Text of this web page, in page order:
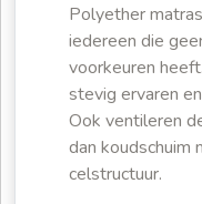
Polyether
iedereen die
voorkeuren
stevig ervaren
Ook ventileren
dan koudschuim
celstructuur.